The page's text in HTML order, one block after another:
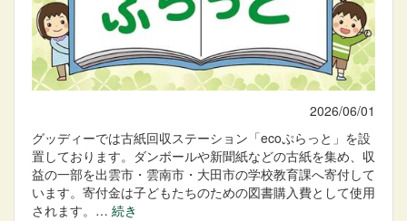
2026/06/01
グッディーでは古紙回収ステーション「ecoぷらっと」を設
置しております。ダンボールや新聞紙などの古紙を集め、収
益の一部を出雲市・雲南市・大田市の学校教育課へ寄付して
います。寄付金は子どもたちのための図書購入費として使用
されます。… 続き